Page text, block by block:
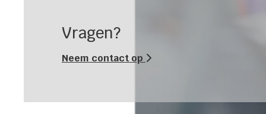
Vragen?
Neem contact op